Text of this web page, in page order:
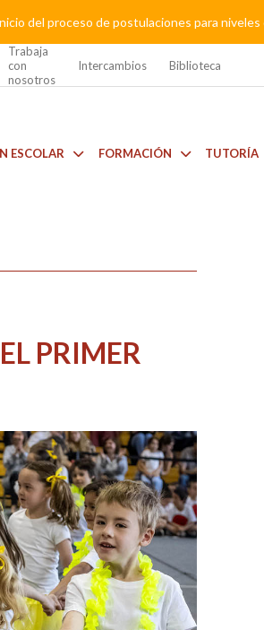
del proceso de postulaciones para
Trabaja
con
nosotros
Intercambios Biblioteca
ESCOLAR FORMACIÓN TUTORÍA
PRIMER